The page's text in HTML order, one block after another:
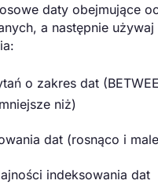
daty obejmujące
a następnie
o zakres dat
niż)
dat (rosnąco i
indeksowania dat